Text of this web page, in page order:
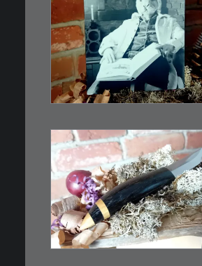
3,00
Limitierte Auflage.
Abzug von 35mm…
€39,00
Kleines
als…